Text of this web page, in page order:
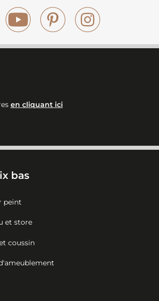
Facebook YouTube Pinterest
en cliquant ici
bas
peint
et store
coussin